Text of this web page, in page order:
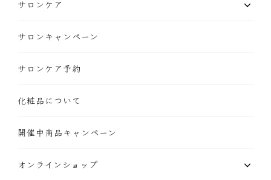
サロンケア
サロンキャンペーン
サロンケア予約
化粧品について
開催中商品キャンペーン
オンラインショップ